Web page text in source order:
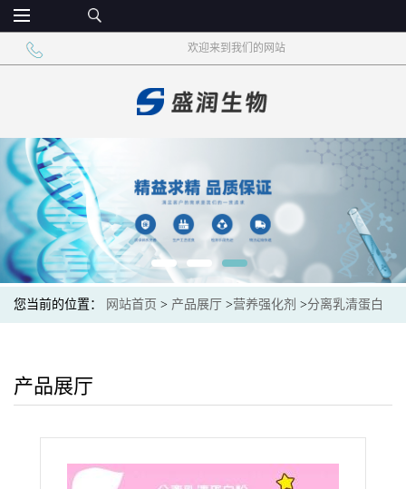
欢迎来到我们的网站
您当前的位置： 网站首页 > 产品展厅 >营养强化剂 >分离乳清蛋白
产品展厅